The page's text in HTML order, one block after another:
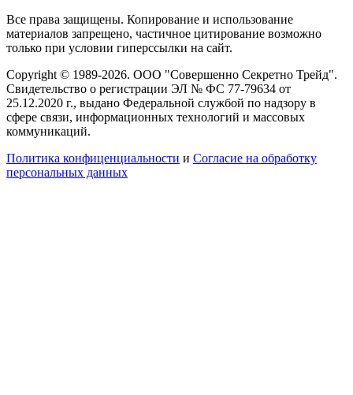
Все права защищены. Копирование и использование
материалов запрещено, частичное цитирование возможно
только при условии гиперссылки на сайт.
Copyright © 1989-2026. ООО "Совершенно Секретно Трейд".
Свидетельство о регистрации ЭЛ № ФС 77-79634 от
25.12.2020 г., выдано Федеральной службой по надзору в
сфере связи, информационных технологий и массовых
коммуникаций.
Политика конфиценциальности и Согласие на обработку
персональных данных